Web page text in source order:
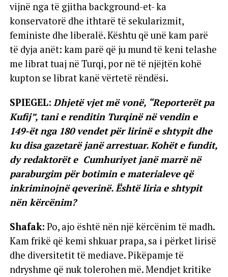
vijnë nga të gjitha background-et- ka
konservatorë dhe ithtarë të sekularizmit,
feministe dhe liberalë. Kështu që unë kam parë
të dyja anët: kam parë që ju mund të keni telashe
me librat tuaj në Turqi, por në të njëjtën kohë
kupton se librat kanë vërtetë rëndësi.
SPIEGEL: Dhjetë vjet më vonë, “Reporterët pa
Kufij”, tani e renditin Turqinë në vendin e
149-ët nga 180 vendet për lirinë e shtypit dhe
ku disa gazetarë janë arrestuar. Kohët e fundit,
dy redaktorët e Cumhuriyet janë marrë në
paraburgim për botimin e materialeve që
inkriminojnë qeverinë. Është liria e shtypit
nën kërcënim?
Shafak: Po, ajo është nën një kërcënim të madh.
Kam frikë që kemi shkuar prapa, sa i përket lirisë
dhe diversitetit të mediave. Pikëpamje të
ndryshme që nuk tolerohen më. Mendjet kritike